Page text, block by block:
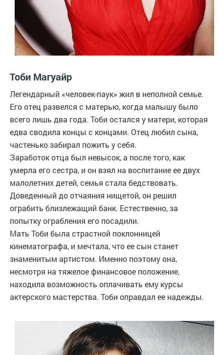
Тоби Магуайр
Легендарный «человек-паук» жил в неполной семье.
Его отец развелся с матерью, когда малышу было
всего лишь два года. Тоби остался у матери, которая
едва сводила концы с концами. Отец любил сына,
частенько забирал пожить у себя.
Заработок отца был невысок, а после того, как
умерла его сестра, и он взял на воспитание ее двух
малолетних детей, семья стала бедствовать.
Доведенный до отчаяния нищетой, он решил
ограбить близлежащий банк. Естественно, за
попытку ограбления его посадили.
Мать Тоби была страстной поклонницей
кинематографа, и мечтала, что ее сын станет
знаменитым артистом. Именно поэтому она,
несмотря на тяжелое финансовое положение,
находила возможность оплачивать ему курсы
актерского мастерства. Тоби оправдал ее надежды.